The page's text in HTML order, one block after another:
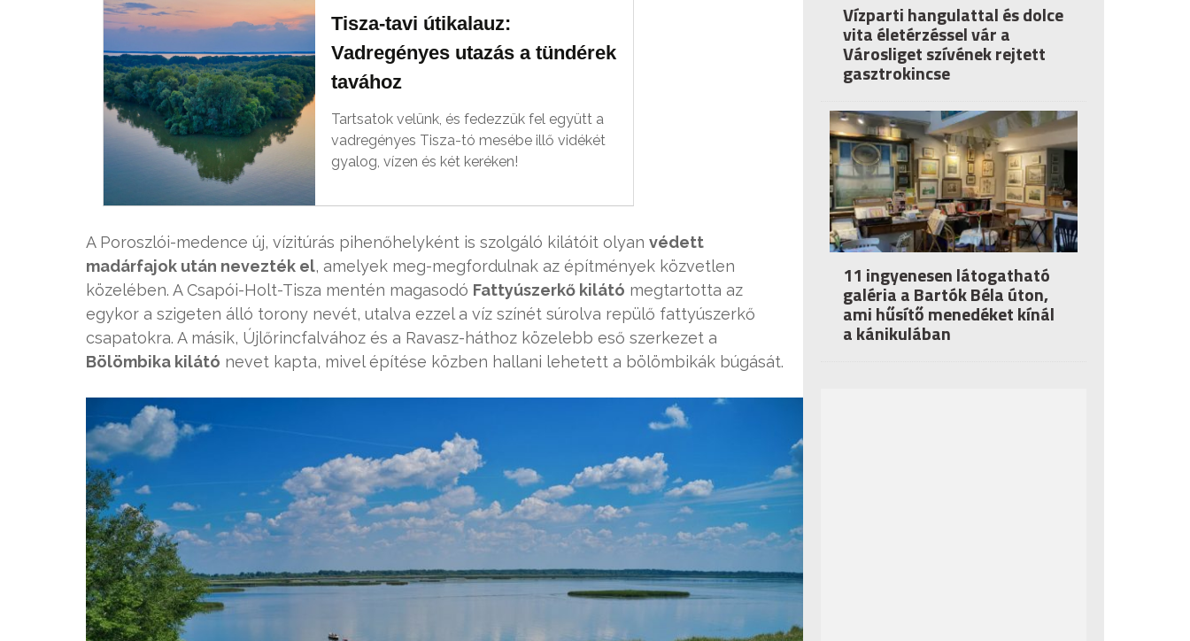
Tisza-tavi útikalauz:
Vadregényes utazás a tündérek
tavához
Tartsatok velünk, és fedezzük fel együtt a
vadregényes Tisza-tó mesébe illő vidékét
gyalog, vízen és két keréken!
A Poroszlói-medence új, vízitúrás pihenőhelyként is szolgáló kilátóit olyan védett
madárfajok után nevezték el, amelyek meg-megfordulnak az építmények közvetlen
közelében. A Csapói-Holt-Tisza mentén magasodó Fattyúszerkő kilátó megtartotta az
egykor a szigeten álló torony nevét, utalva ezzel a víz színét súrolva repülő fattyúszerkő
csapatokra. A másik, Újlőrincfalvához és a Ravasz-háthoz közelebb eső szerkezet a
Bölömbika kilátó nevet kapta, mivel építése közben hallani lehetett a bölömbikák búgását.
Vízparti hangulattal és dolce
vita életérzéssel vár a
Városliget szívének rejtett
gasztrokincse
11 ingyenesen látogatható
galéria a Bartók Béla úton,
ami hűsítő menedéket kínál
a kánikulában